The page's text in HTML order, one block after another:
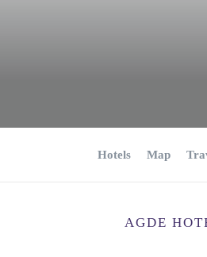
Hotels Map
AGDE